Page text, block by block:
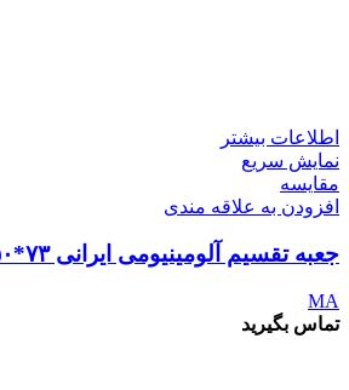
اطلاعات بیشتر
نمایش سریع
مقايسه
افزودن به علاقه مندی
جعبه تقسیم آلومینیومی ایرانی ۷۳*۱۵۰*۱۰۰
MA
تماس بگیرید